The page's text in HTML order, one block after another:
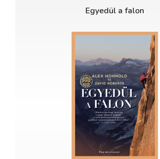
Egyedül a falon